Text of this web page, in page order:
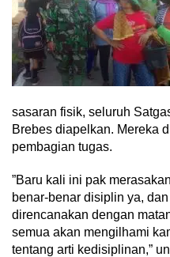
sasaran fisik, seluruh
Brebes diapelkan. Mereka
pembagian tugas.
”Baru kali ini pak
benar-benar disiplin ya,
direncanakan dengan
semua akan mengilhami
tentang arti kedisiplinan,”